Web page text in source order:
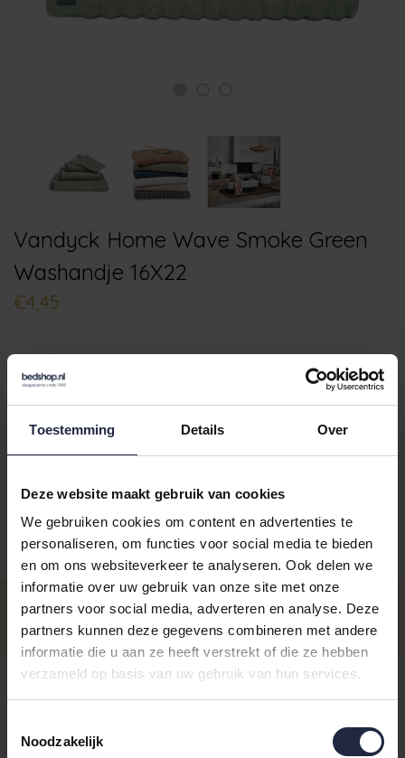
Toestemming Details Over
Deze website maakt gebruik van cookies
We gebruiken cookies om content en advertenties te
personaliseren, om functies voor social media te bieden
en om ons websiteverkeer te analyseren. Ook delen we
informatie over uw gebruik van onze site met onze
partners voor social media, adverteren en analyse. Deze
partners kunnen deze gegevens combineren met andere
informatie die u aan ze heeft verstrekt of die ze hebben
verzameld op basis van uw gebruik van hun services.
Noodzakelijk
Vandyck Home Wave Smoke Green
Washandje 16X22
€4,45
Kies je kleur: smokegreen
Aantal Maat Prijs
Washandje 16x22
Op voorraad - Levertijd: voor 16.00
uur besteld ma t/m vrij, dezelfde
dag verzonden
€4,45
Incl. BTW
Gastendoekje 40x60
uur besteld ma t/m vrij, dezelfde
Incl. BTW